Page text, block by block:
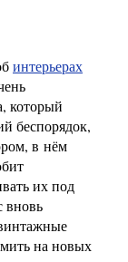
интерьерах
который
беспорядок,
в нём
их под
вновь
на новых